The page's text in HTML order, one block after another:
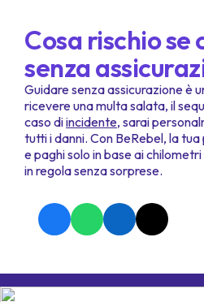
Cosa rischio se
senza
Guidare senza assicurazione è
ricevere una multa salata, il
caso diincidente, sarai
tutti i danni. Con BeRebel, la
e paghi solo in base ai
in regola senza sorprese.